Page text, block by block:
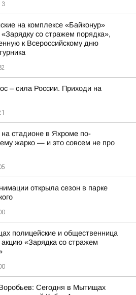
на комплексе «Байконур»
со стражем порядка»,
к Всероссийскому дню
– сила России. Приходи на
стадионе в Яхроме по-
жарко — и это совсем не про
открыла сезон в парке
полицейские и общественница
«Зарядка со стражем
Сегодня в Мытищах